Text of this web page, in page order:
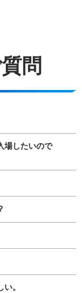
問
場したいので
。